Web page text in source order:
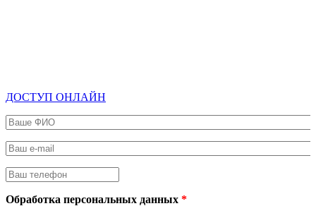
ДОСТУП ОНЛАЙН
Ваше ФИО
Ваш e-mail
Ваш телефон
Обработка персональных данных *